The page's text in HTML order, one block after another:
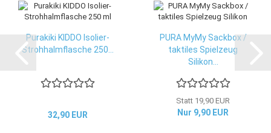
Purakiki KIDDO Isolier-
Strohhalmflasche 250...
32,90 EUR
PURA MyMy Sackbox /
taktiles Spielzeug
Silikon...
Statt 19,90 EUR
Nur 9,90 EUR